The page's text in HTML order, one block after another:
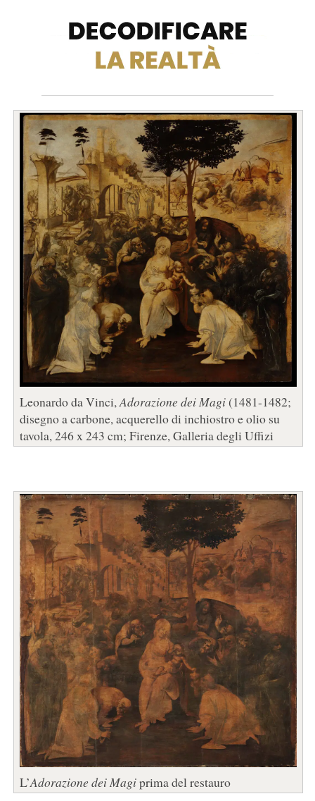
Leonardo da Vinci,Adorazione dei Magi(1481-1482;
disegno a carbone, acquerello di inchiostro e olio su
tavola, 246 x 243 cm; Firenze, Galleria degli Uffizi
L’Adorazione dei Magiprima del restauro